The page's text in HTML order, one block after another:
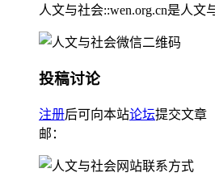
人文与社会::wen.org.cn是人
投稿讨论
注册后可向本站论坛提交文章
邮：